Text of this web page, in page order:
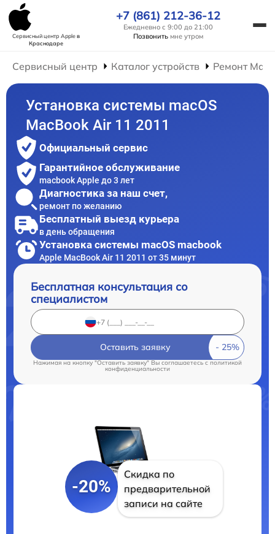
Сервисный центр Appleв
Краснодаре
+7 (861) 212-36-12
Ежедневно с 9:00 до 21:00
Позвонить мне утром
Сервисный центр Каталог устройств Ремонт
Установка системы macOS
MacBook Air 11 2011
Официальный сервис
Гарантийное обслуживание
macbook Apple до 3 лет
Диагностика за наш счет,
ремонт по желанию
Бесплатный выезд курьера
в день обращения
Установка системы macOS macbook
Apple MacBook Air 11 2011 от 35 минут
Бесплатная консультация со
специалистом
Оставить заявку
Нажимая на кнопку "Оставить заявку" Вы соглашаетесь cполитикой
конфиденциальности
-20%
Скидка по
предварительной
записи на сайте